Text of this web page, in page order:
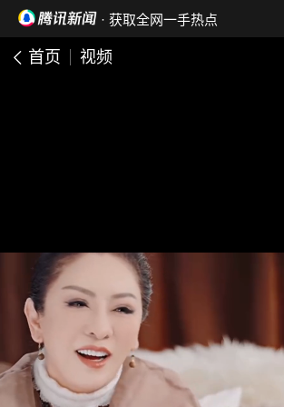
· 获取全网一手热点
首页 视频